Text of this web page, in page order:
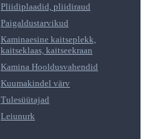
Pliidiplaadid, pliidiraud
Paigaldustarvikud
Kaminaesine kaitseplekk,
kaitseklaas, kaitseekraan
Kamina Hooldusvahendid
Kuumakindel värv
Tulesüütajad
Leiunurk